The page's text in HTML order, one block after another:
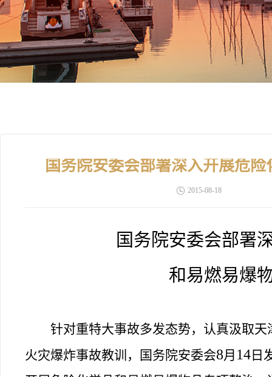
国务院安委会部署深入开展危
2015-08-18
国务院安委会部署
和易燃易爆
针对重特大事故多发态势，认真汲取天
火灾爆炸事故教训，国务院安委会8月 14 日